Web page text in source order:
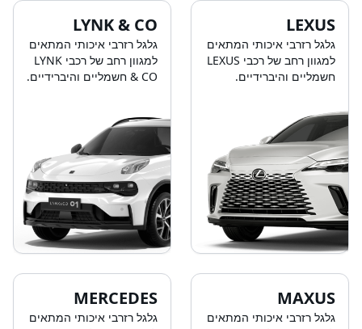
LEXUS
גלגל רזרבי איכותי המתאים
למגוון רחב של רכבי LEXUS
חשמליים והיברידיים.
LYNK & CO
גלגל רזרבי איכותי המתאים
למגוון רחב של רכבי LYNK
& CO חשמליים והיברידיים.
MAXUS
גלגל רזרבי איכותי המתאים
MERCEDES
גלגל רזרבי איכותי המתאים